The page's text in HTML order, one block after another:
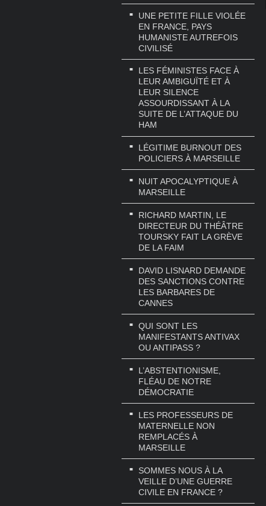
UNE PETITE FILLE VIOLÉE
EN FRANCE, PAYS
HUMANISTE AUTREFOIS
CIVILISÉ
LES FÉMINISTES FACE À
LEUR AMBIGUÏTÉ ET À
LEUR SILENCE
ASSOURDISSANT À LA
SUITE DE L’ATTAQUE DU
HAM
LÉGITIME BURNOUT DES
POLICIERS À MARSEILLE
NUIT APOCALYPTIQUE À
MARSEILLE
RICHARD MARTIN, LE
DIRECTEUR DU THÉÂTRE
TOURSKY FAIT LA GRÈVE
DE LA FAIM
DAVID LISNARD DEMANDE
DES SANCTIONS CONTRE
LES BARBARES DE
CANNES
QUI SONT LES
MANIFESTANTS ANTIVAX
OU ANTIPASS ?
L’ABSTENTIONISME,
FLÉAU DE NOTRE
DÉMOCRATIE
LES PROFESSEURS DE
MATERNELLE NON
REMPLACÉS À
MARSEILLE
SOMMES NOUS À LA
VEILLE D’UNE GUERRE
CIVILE EN FRANCE ?